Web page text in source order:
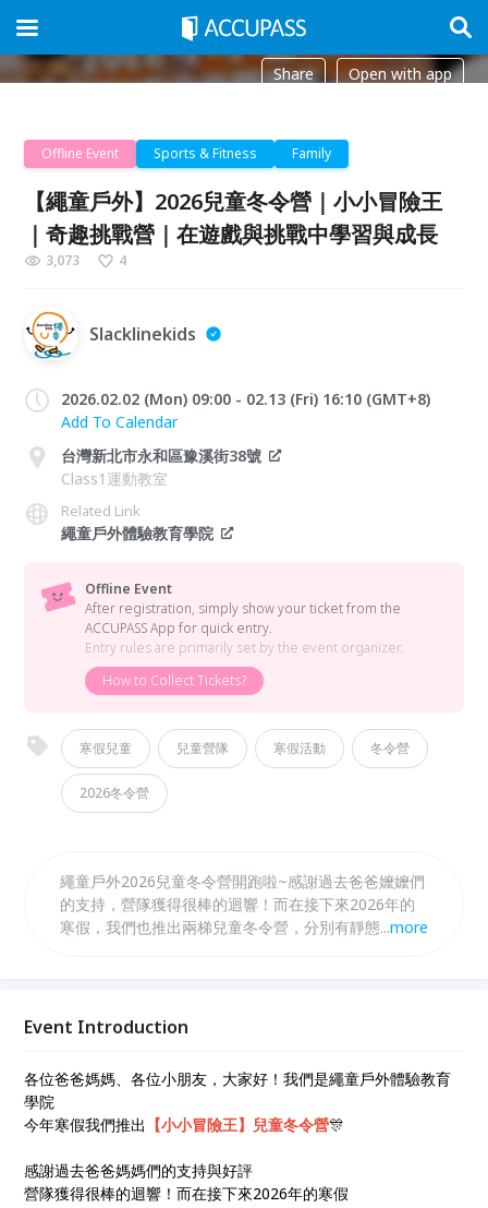
Share Open with app
Offline Event Sports & Fitness Family
【繩童戶外】2026兒童冬令營｜小小冒險王
｜奇趣挑戰營｜在遊戲與挑戰中學習與成長
3,073 4
Slacklinekids
2026.02.02 (Mon) 09:00 - 02.13 (Fri) 16:10 (GMT+8)
Add To Calendar
台灣新北市永和區豫溪街38號
Class1運動教室
Related Link
繩童戶外體驗教育學院
Offline Event
After registration, simply show your ticket from the
ACCUPASS App for quick entry.
Entry rules are primarily set by the event organizer.
How to Collect Tickets?
寒假兒童 兒童營隊 寒假活動 冬令營
2026冬令營
繩童戶外2026兒童冬令營開跑啦~感謝過去爸爸嬤嬤們
的支持，營隊獲得很棒的迴響！而在接下來2026年的
寒假，我們也推出兩梯兒童冬令營，分別有靜態室內的
識自己、學習課本學不到的東西。
...more
Event Introduction
各位爸爸媽媽、各位小朋友，大家好！我們是繩童戶外體驗教育
學院
今年寒假我們推出
【小小冒險王】兒童冬令營🎊
感謝過去爸爸媽媽們的支持與好評
營隊獲得很棒的迴響！而在接下來2026年的寒假